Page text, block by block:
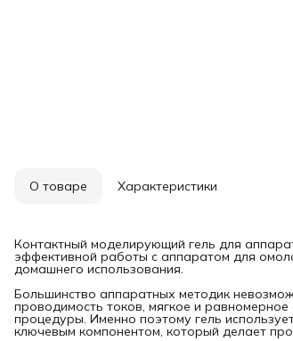
О товаре Характеристики
Контактный моделирующий гель для
эффективной работы с аппаратом для
домашнего использования.
Большинство аппаратных методик
проводимость токов, мягкое и
процедуры. Именно поэтому гель
ключевым компонентом, который делает